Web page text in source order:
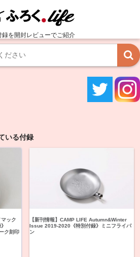
録を開封レビューでご紹介
いる付録
ック
ク刻印
【新刊情報】CAMP LIFE Autumn&Winter
Issue 2019-2020《特別付録》ミニフライパ
ン